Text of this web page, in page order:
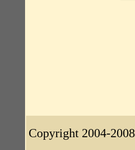
Copyright 2004-2008